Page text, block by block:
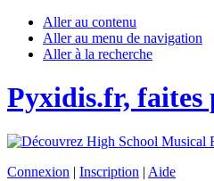
Aller au contenu
Aller au menu de navigation
Aller à la recherche
Pyxidis.fr, faites
Connexion | Inscription | Aide